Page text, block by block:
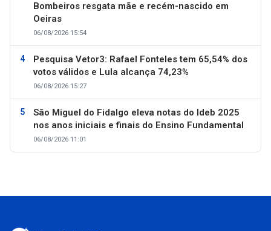
Bombeiros resgata mãe e recém-nascido em
Oeiras
06/08/2026 15:54
Pesquisa Vetor3: Rafael Fonteles tem 65,54% dos
votos válidos e Lula alcança 74,23%
06/08/2026 15:27
São Miguel do Fidalgo eleva notas do Ideb 2025
nos anos iniciais e finais do Ensino Fundamental
06/08/2026 11:01